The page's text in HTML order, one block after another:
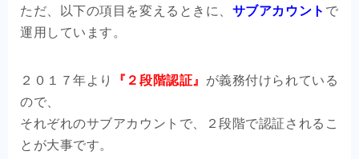
ただ、以下の項目を変えるときに、 サブアカウント で
運用しています。
２０１７年より 『２段階認証』 が義務付けられている
ので、
それぞれのサブアカウントで、２段階で認証されるこ
とが大事です。